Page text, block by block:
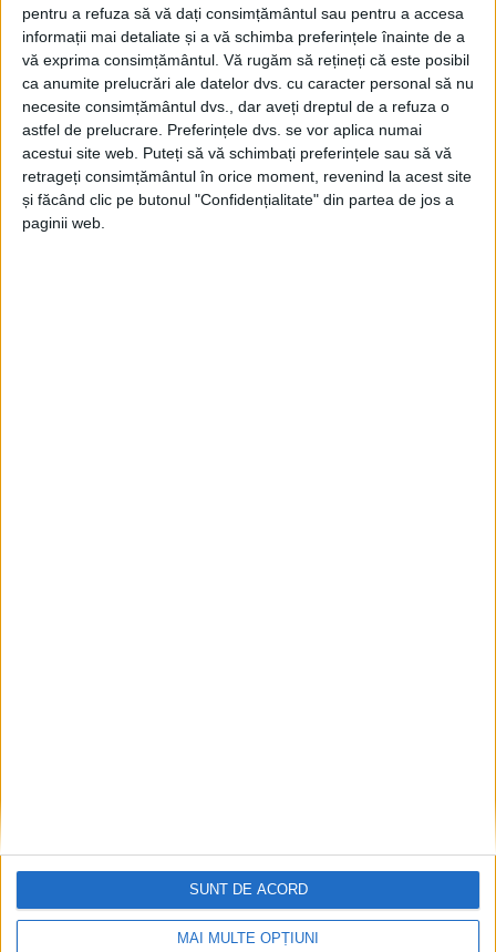
pentru a refuza să vă dați consimțământul sau pentru a accesa
informații mai detaliate și a vă schimba preferințele înainte de a
vă exprima consimțământul. Vă rugăm să rețineți că este posibil
ca anumite prelucrări ale datelor dvs. cu caracter personal să nu
necesite consimțământul dvs., dar aveți dreptul de a refuza o
astfel de prelucrare. Preferințele dvs. se vor aplica numai
acestui site web. Puteți să vă schimbați preferințele sau să vă
retrageți consimțământul în orice moment, revenind la acest site
și făcând clic pe butonul "Confidențialitate" din partea de jos a
paginii web.
MAI MULTE OPȚIUNI
SUNT DE ACORD